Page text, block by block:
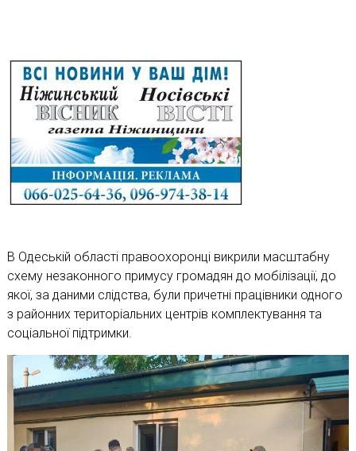
В Одеській області правоохоронці викрили масштабну
схему незаконного примусу громадян до мобілізації, до
якої, за даними слідства, були причетні працівники одного
з районних територіальних центрів комплектування та
соціальної підтримки.